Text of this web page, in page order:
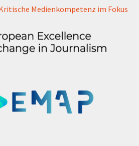
Medienkompetenz im Fokus